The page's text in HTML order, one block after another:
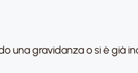
una gravidanza o si è già